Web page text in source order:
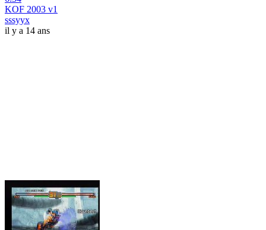
KOF 2003 v1
sssyyx
il y a 14 ans